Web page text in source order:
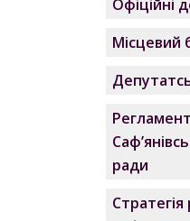
Офіційні
Регламент
ради